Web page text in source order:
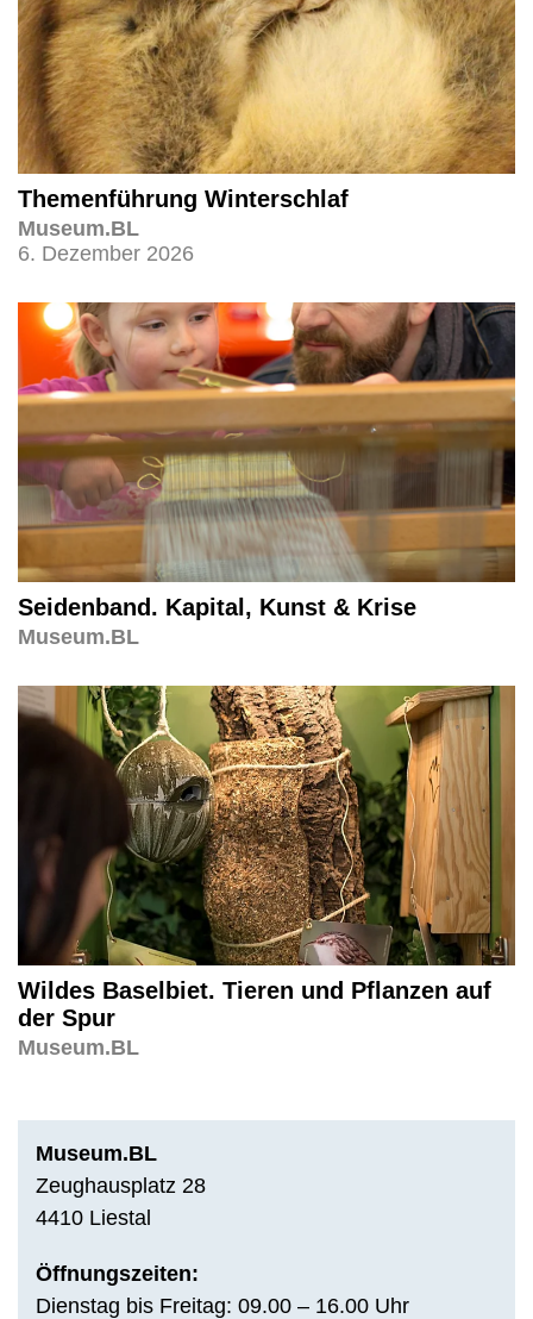
Themenführung Winterschlaf
Museum.BL
6. Dezember 2026
Seidenband. Kapital, Kunst & Krise
Museum.BL
Wildes Baselbiet. Tieren und Pflanzen auf
der Spur
Museum.BL
Museum.BL
Zeughausplatz 28
4410 Liestal
Öffnungszeiten:
Dienstag bis Freitag: 09.00 – 16.00 Uhr